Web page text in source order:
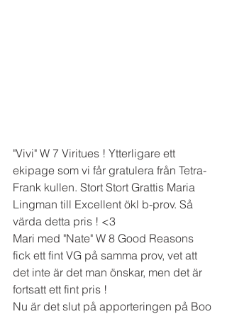
"Vivi" W 7 Viritues ! Ytterligare ett
ekipage som vi får gratulera från Tetra-
Frank kullen. Stort Stort Grattis Maria
Lingman till Excellent ökl b-prov. Så
värda detta pris ! <3
Mari med "Nate" W 8 Good Reasons
fick ett fint VG på samma prov, vet att
det inte är det man önskar, men det är
fortsatt ett fint pris !
Nu är det slut på apporteringen på Boo